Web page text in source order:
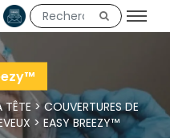
TÊTE >COUVERTURES DE
> EASY BREEZY™